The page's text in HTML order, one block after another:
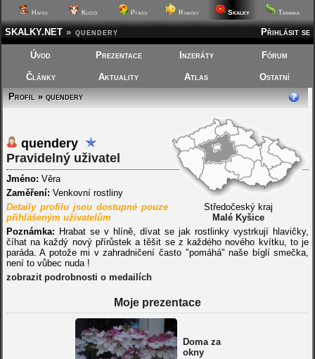
Hafíci Kočičí Ptáčci Rybičky Skalky Terárka
Přihlásit se
SKALKY.NET » quendery
Úvod Prezentace Inzeráty Fórum
Články Aktuality Atlas
Ostatní
Profil » quendery
Středočeský kraj
Malé Kyšice
quendery
Pravidelný uživatel
Jméno: Věra
Zaměření: Venkovní rostliny
Detaily profilu jsou dostupné pouze
přihlášeným uživatelům
Poznámka: Hrabat se v hlíně, dívat se jak rostlinky vystrkují hlavičky,
číhat na každý nový přírůstek a těšit se z každého nového kvítku, to je
paráda. A potože mi v zahradničení často "pomáhá" naše bíglí smečka,
není to vůbec nuda !
zobrazit podrobnosti o medailích
Moje prezentace
Doma za
okny